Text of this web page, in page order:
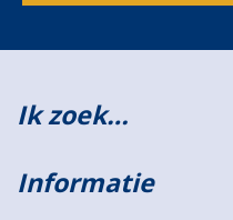
Ik zoek…
Informatie